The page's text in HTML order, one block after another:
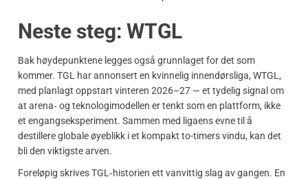
Neste steg: WTGL
Bak høydepunktene legges også grunnlaget for det som
kommer. TGL har annonsert en kvinnelig innendørsliga, WTGL,
med planlagt oppstart vinteren 2026–27 — et tydelig signal om
at arena‑ og teknologimodellen er tenkt som en plattform, ikke
et engangseksperiment. Sammen med ligaens evne til å
destillere globale øyeblikk i et kompakt to-timers vindu, kan det
bli den viktigste arven.
Foreløpig skrives TGL‑historien ett vanvittig slag av gangen. En